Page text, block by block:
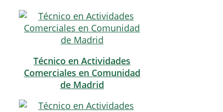
Técnico en Actividades
Comerciales en Comunidad
de Madrid